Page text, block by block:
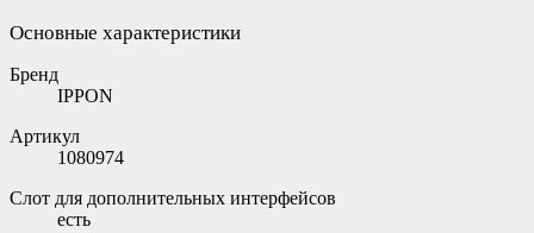
Основные характеристики
Бренд
IPPON
Артикул
1080974
Слот для дополнительных интерфейсов
есть